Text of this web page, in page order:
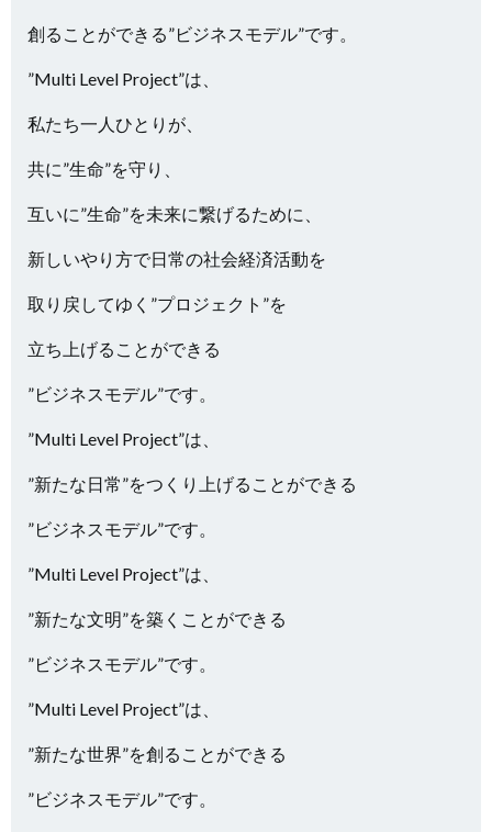
創ることができる”ビジネスモデル”です。
”Multi Level Project”は、
私たち一人ひとりが、
共に”生命”を守り、
互いに”生命”を未来に繋げるために、
新しいやり方で日常の社会経済活動を
取り戻してゆく”プロジェクト”を
立ち上げることができる
”ビジネスモデル”です。
”Multi Level Project”は、
”新たな日常”をつくり上げることができる
”ビジネスモデル”です。
”Multi Level Project”は、
”新たな文明”を築くことができる
”ビジネスモデル”です。
”Multi Level Project”は、
”新たな世界”を創ることができる
”ビジネスモデル”です。